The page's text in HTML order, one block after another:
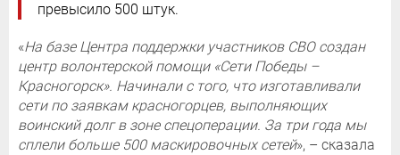
превысило 500 штук.
«На базе Центра поддержки участников СВО создан
центр волонтерской помощи «Сети Победы –
Красногорск». Начинали с того, что изготавливали
сети по заявкам красногорцев, выполняющих
воинский долг в зоне спецоперации. За три года мы
сплели больше 500 маскировочных сетей», – сказала